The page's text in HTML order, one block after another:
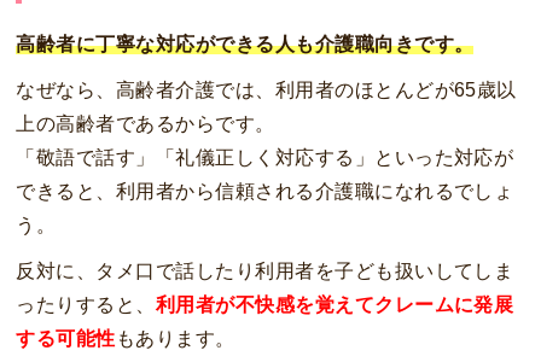
高齢者に丁寧な対応ができる人も介護職向きです。
なぜなら、高齢者介護では、利用者のほとんどが65歳以
上の高齢者であるからです。
「敬語で話す」「礼儀正しく対応する」といった対応が
できると、利用者から信頼される介護職になれるでしょ
う。
反対に、タメ口で話したり利用者を子ども扱いしてしま
ったりすると、 利用者が不快感を覚えてクレームに発展
する可能性 もあります。